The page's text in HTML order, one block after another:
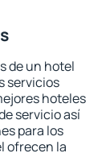
de un hotel
servicios
hoteles
servicio así
para los
ofrecen la